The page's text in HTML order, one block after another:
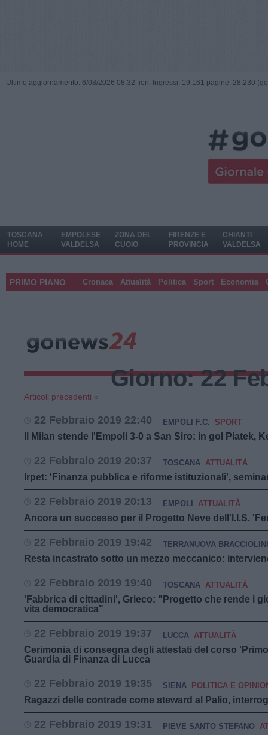
Ultimo aggiornamento: 6/08/2026 08:32 | ieri: Ingressi: 19.161 pagine: 28.230
TOSCANA
HOME
EMPOLESE
VALDELSA
ZONA DEL
CUOIO
FIRENZE E
PROVINCIA
CHIANTI
VALDELSA
PRIMO PIANO Cronaca Attualità Politica Sport Economia
Giorno:22
Articoli precedenti »
22 Febbraio 2019 22:40 EMPOLI F.C. SPORT
Il Milan stende l'Empoli 3-0 a San Siro: in gol Piatek,
22 Febbraio 2019 20:37 TOSCANA ATTUALITÀ
Irpet: 'Finanza pubblica e riforme istituzionali',
22 Febbraio 2019 20:13 EMPOLI ATTUALITÀ
Ancora un successo per il Progetto Neve dell'I.I.S.
22 Febbraio 2019 19:42 TERRANUOVA BRACCIOLINI
Resta incastrato sotto un mezzo meccanico:
22 Febbraio 2019 19:40 TOSCANA ATTUALITÀ
'Fabbrica di cittadini', Grieco: "Progetto che rende i
vita democratica"
22 Febbraio 2019 19:37 LUCCA ATTUALITÀ
Cerimonia di consegna degli attestati del corso
Guardia di Finanza di Lucca
22 Febbraio 2019 19:35 SIENA POLITICA E
Ragazzi delle contrade come steward al Palio,
22 Febbraio 2019 19:31 PIEVE SANTO STEFANO